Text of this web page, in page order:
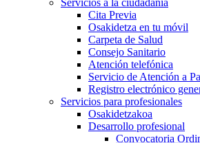
Servicios a la ciudadanía
Cita Previa
Osakidetza en tu móvil
Carpeta de Salud
Consejo Sanitario
Atención telefónica
Servicio de Atención a
Registro electrónico
Servicios para profesionales
Osakidetzakoa
Desarrollo profesional
Convocatoria